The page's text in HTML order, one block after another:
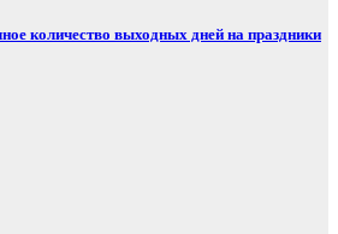
количество выходных дней на праздники